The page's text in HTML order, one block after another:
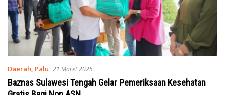
Daerah, Palu 21 Maret 2025
Baznas Sulawesi Tengah Gelar Pemeriksaan Kesehatan